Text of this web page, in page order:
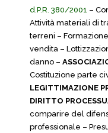
d.P.R. 380/2001 –
Attività materiali di
terreni –
vendita –
danno –
Costituzione parte
LEGITTIMAZIONE
DIRITTO
comparire del
professionale –